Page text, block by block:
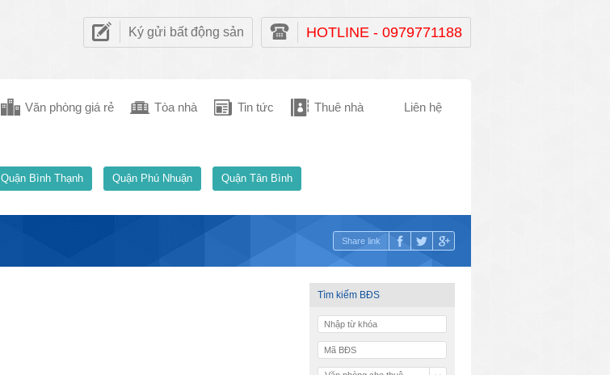
Ký gửi bất động sản HOTLINE - 0979771188
Văn phòng giá rẻ Tòa nhà Tin tức Thuê nhà Liên hệ
Quận Bình Thạnh Quận Phú Nhuận Quận Tân Bình
Share link
Tìm kiếm BĐS